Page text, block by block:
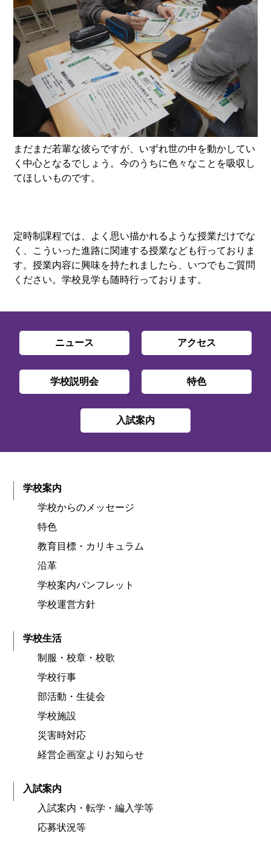
まだまだ若輩な彼らですが、いずれ世の中を動かしてい
く中心となるでしょう。今のうちに色々なことを吸収し
てほしいものです。
定時制課程では、よく思い描かれるような授業だけでな
く、こういった進路に関連する授業なども行っておりま
す。授業内容に興味を持たれましたら、いつでもご質問
ください。学校見学も随時行っております。
ニュース アクセス
学校説明会 特色
入試案内
学校案内
学校からのメッセージ
特色
教育目標・カリキュラム
沿革
学校案内パンフレット
学校運営方針
学校生活
制服・校章・校歌
学校行事
部活動・生徒会
学校施設
災害時対応
経営企画室よりお知らせ
入試案内
入試案内・転学・編入学等
応募状況等